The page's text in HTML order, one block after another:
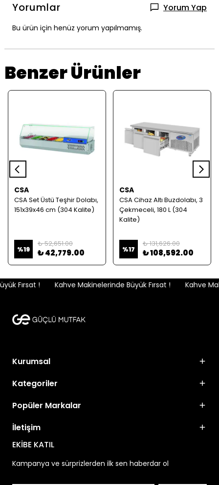
Yorumlar Yorum Yap
Bu ürün için henüz yorum yapılmamış.
Benzer Ürünler
CSA
CSA Set Üstü Teşhir Dolabı,
151x39x46 cm (304 Kalite)
%19
₺ 52,651.00
₺ 42,779.00
CSA
CSA Cihaz Altı Buzdolabı, 3
Çekmeceli, 180 L (304
Kalite)
%17
₺ 131,626.00
₺ 108,592.00
Fırsat ! Kahve Makinelerinde Büyük Fırsat ! Kahve
Kurumsal
Kategoriler
Popüler Markalar
İletişim
EKİBE KATIL
Kampanya ve sürprizlerden ilk sen haberdar ol